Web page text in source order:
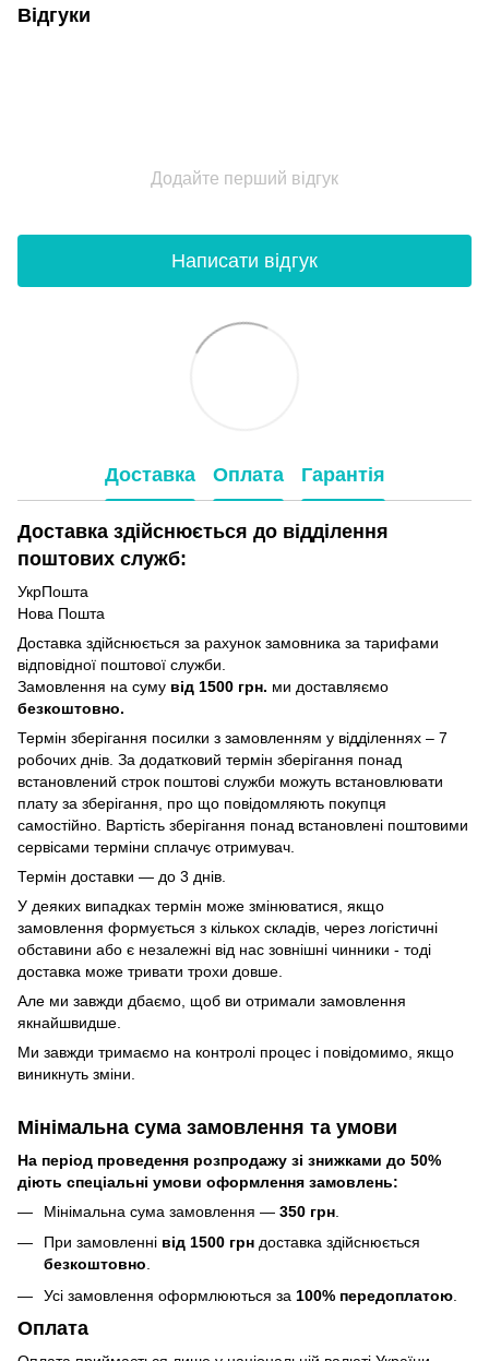
Відгуки
Додайте перший відгук
Написати відгук
Доставка Оплата Гарантія
Доставка здійснюється до відділення
поштових служб:
УкрПошта
Нова Пошта
Доставка здійснюється за рахунок замовника за тарифами
відповідної поштової служби.
Замовлення на суму від 1500 грн. ми доставляємо
безкоштовно.
Термін зберігання посилки з замовленням у відділеннях – 7
робочих днів. За додатковий термін зберігання понад
встановлений строк поштові служби можуть встановлювати
плату за зберігання, про що повідомляють покупця
самостійно. Вартість зберігання понад вcтановлені поштовими
сервісами терміни сплачує отримувач.
Термін доставки — до 3 днів.
У деяких випадках термін може змінюватися, якщо
замовлення формується з кількох складів, через логістичні
обставини або є незалежні від нас зовнішні чинники - тоді
доставка може тривати трохи довше.
Але ми завжди дбаємо, щоб ви отримали замовлення
якнайшвидше.
Ми завжди тримаємо на контролі процес і повідомимо, якщо
виникнуть зміни.
Мінімальна сума замовлення та умови
На період проведення розпродажу зі знижками до 50%
діють спеціальні умови оформлення замовлень:
Мінімальна сума замовлення — 350 грн
При замовленні від 1500 грн доставка здійснюється
безкоштовно.
Усі замовлення оформлюються за 100% передоплатою
Оплата